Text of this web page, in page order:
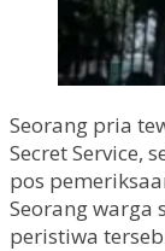
Seorang pria
Secret Service,
pos
Seorang
peristiwa